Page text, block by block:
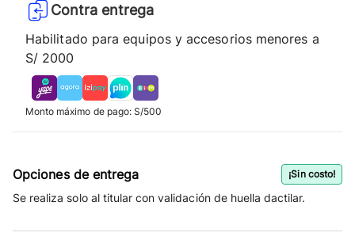
Contra entrega
Habilitado para equipos y accesorios menores a
S/ 2000
Monto máximo de pago: S/500
Opciones de entrega ¡Sin costo!
Se realiza solo al titular con validación de huella dactilar.